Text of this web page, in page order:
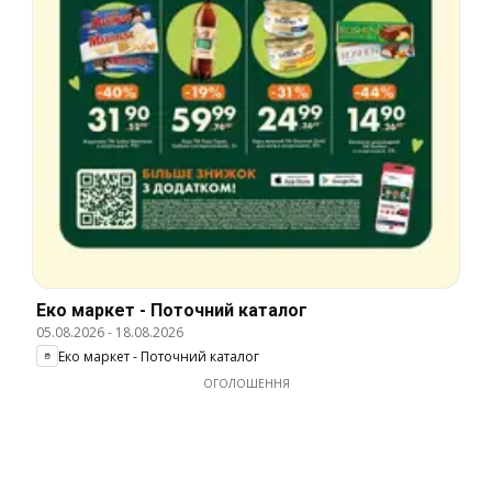
Еко маркет - Поточний каталог
05.08.2026- 18.08.2026
Еко маркет - Поточний каталог
ОГОЛОШЕННЯ